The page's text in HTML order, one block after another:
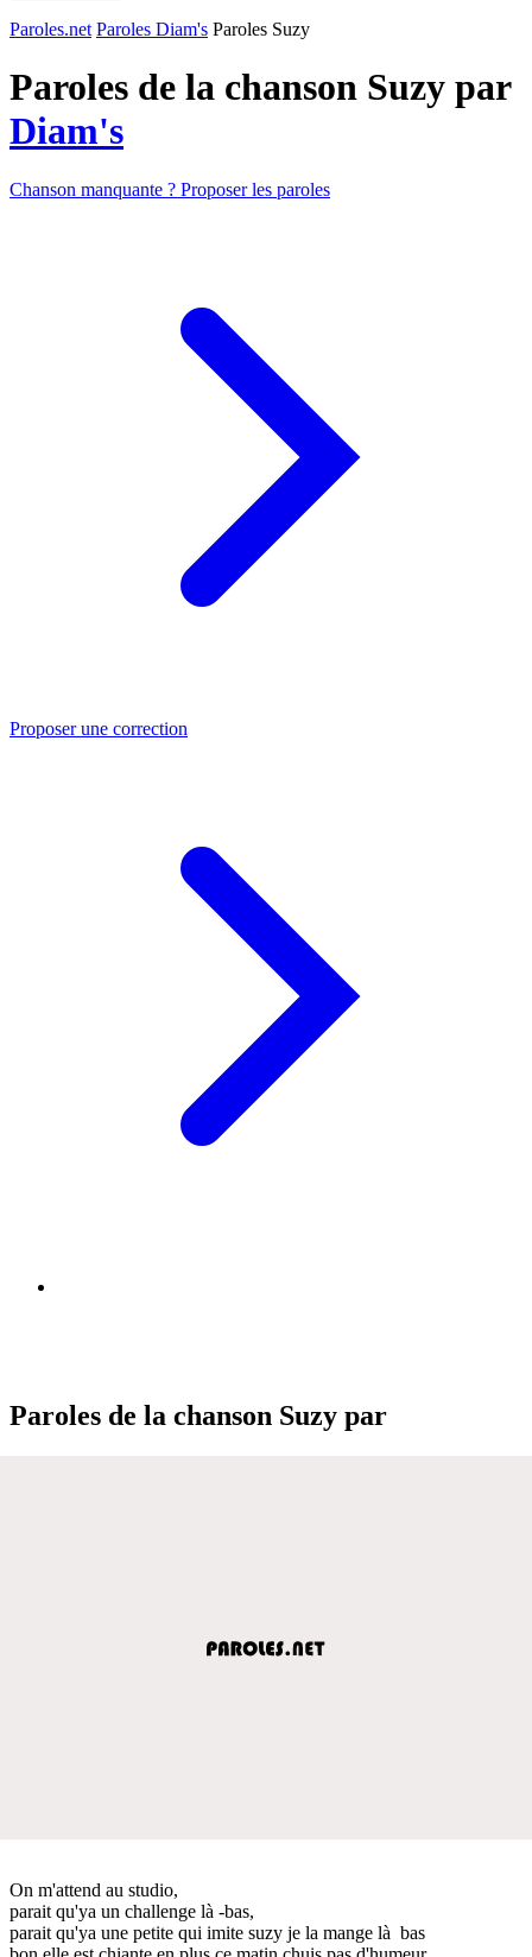
Paroles.net Paroles Diam's Paroles Suzy
Paroles de la chanson Suzy par
Diam's
Chanson manquante ? Proposer les paroles
Proposer une correction
Paroles de la chanson Suzy par
On m'attend au studio,
parait qu'ya un challenge là -bas,
parait qu'ya une petite qui imite suzy je la mange là bas